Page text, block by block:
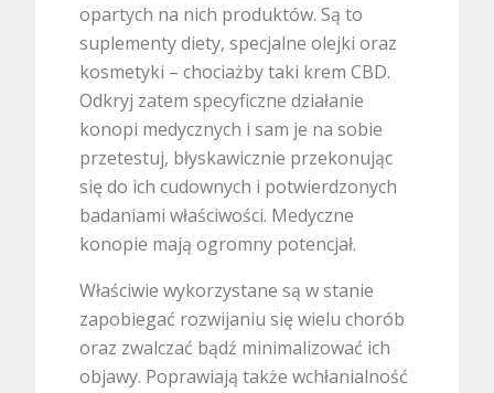
opartych na nich produktów. Są to
suplementy diety, specjalne olejki oraz
kosmetyki – chociażby taki krem CBD.
Odkryj zatem specyficzne działanie
konopi medycznych i sam je na sobie
przetestuj, błyskawicznie przekonując
się do ich cudownych i potwierdzonych
badaniami właściwości. Medyczne
konopie mają ogromny potencjał.
Właściwie wykorzystane są w stanie
zapobiegać rozwijaniu się wielu chorób
oraz zwalczać bądź minimalizować ich
objawy. Poprawiają także wchłanialność